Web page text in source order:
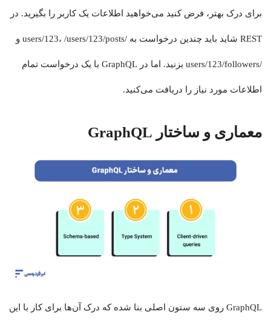
برای درک بهتر، فرض کنید می‌خواهید اطلاعات یک کاربر را بگیرید. در
REST شاید باید چندین درخواست به /users/123، /users/123/posts و
/users/123/followers بزنید. اما در GraphQL با یک درخواست تمام
اطلاعات مورد نیاز را دریافت می‌کنید.
معماری و ساختار GraphQL
GraphQL روی سه ستون اصلی بنا شده که درک آن‌ها برای کار با این